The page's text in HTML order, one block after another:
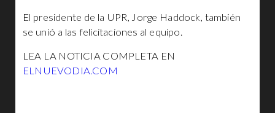
El presidente de la UPR, Jorge Haddock, también
se unió a las felicitaciones al equipo.
LEA LA NOTICIA COMPLETA EN
ELNUEVODIA.COM